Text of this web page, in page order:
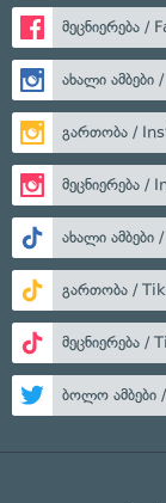
მეცნიერება /
ახალი
გართობა /
მეცნიერება /
ახალი ამბები
გართობა /
მეცნიერება /
ბოლო ამბები